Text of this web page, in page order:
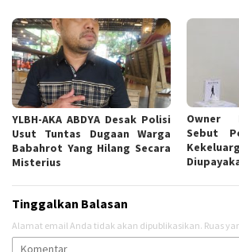
YLBH-AKA ABDYA Desak Polisi
Usut Tuntas Dugaan Warga
Babahrot Yang Hilang Secara
Misterius
Owner
Sebut
Tinggalkan Balasan
Alamat email Anda tidak akan dipublikasikan. Ruas